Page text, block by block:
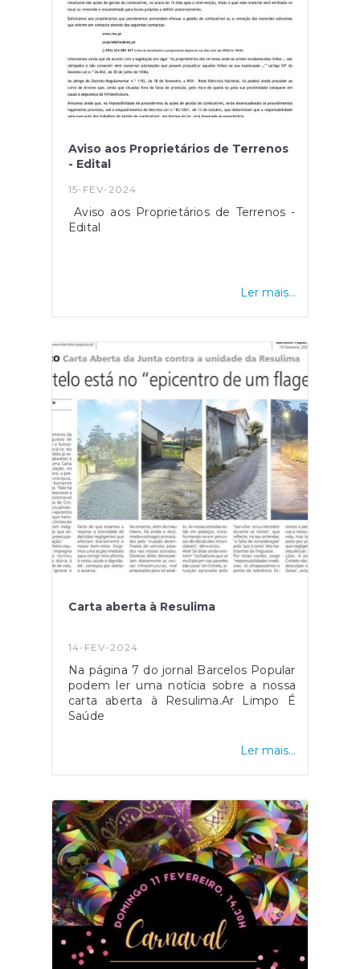
Aviso aos Proprietários de Terrenos
- Edital
15-FEV-2024
Aviso aos Proprietários de Terrenos -
Edital
Ler mais...
Carta aberta à Resulima
14-FEV-2024
Na página 7 do jornal Barcelos Popular
podem ler uma notícia sobre a nossa
carta aberta à Resulima.Ar Limpo É
Saúde
Ler mais...